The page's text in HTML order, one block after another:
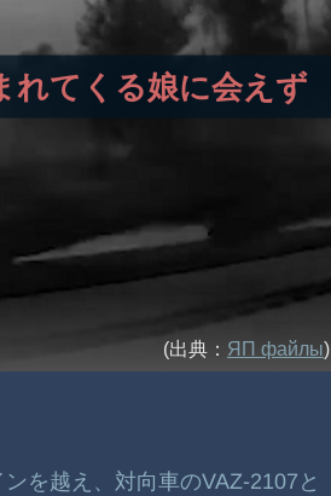
れてくる娘に会えず
(出典： ЯП файлы)
を越え、対向車のVAZ-2107と